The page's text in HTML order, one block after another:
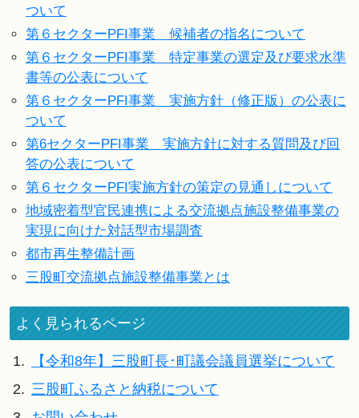
ついて
第６セクターPFI事業 候補者の指名について
第６セクターPFI事業 特定事業の選定及び要求水準
書等の公表について
第６セクターPFI事業 実施方針（修正版）の公表に
ついて
第6セクターPFI事業 実施方針に対する質問及び回
答の公表について
第６セクターPFI実施方針の策定の見通しについて
地域密着型官民連携による交流拠点施設整備事業の
実現に向けた対話型市場調査
都市再生整備計画
三股町交流拠点施設整備事業とは
よく見られるページ
1.
【令和8年】三股町長･町議会議員選挙について
2. 三股町ふるさと納税について